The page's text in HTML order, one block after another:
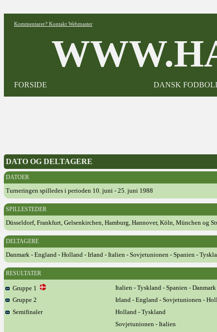
Kommentarer? Kontakt Webmaster
FORSIDE DANSK
DATO OG DELTAGERE
DATOER
Turneringen spilledes i perioden 10. juni - 25. juni 1988
SPILLESTEDER
Düsseldorf, Frankfurt, Gelsenkirchen, Hamburg, Hannover, Köln, München og
DELTAGERE
Danmark - England - Holland - Irland - Italien - Sovjetunionen - Spanien -
RESULTATER
Gruppe 1
Italien - Tyskland - Spanien - Danmark
Gruppe 2
Irland - England - Sovjetunionen -
Semifinaler
Holland - Tyskland
Sovjetunionen - Italien